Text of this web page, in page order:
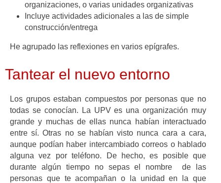
organizaciones, o varias unidades organizativas
Incluye actividades adicionales a las de simple
construcción/entrega
He agrupado las reflexiones en varios epígrafes.
Tantear el nuevo entorno
Los grupos estaban compuestos por personas que no
todas se conocían. La UPV es una organización muy
grande y muchas de ellas nunca habían interactuado
entre sí. Otras no se habían visto nunca cara a cara,
aunque podían haber intercambiado correos o hablado
alguna vez por teléfono. De hecho, es posible que
durante algún tiempo no sepas el nombre de las
personas que te acompañan o la unidad en la que